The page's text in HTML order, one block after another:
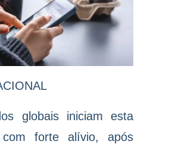
globais iniciam esta
com forte alívio, após